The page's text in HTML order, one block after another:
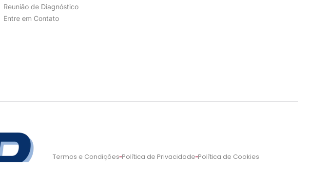
Reunião de Diagnóstico
Entre em Contato
Termos e Condições Política de Privacidade Política de Cookies